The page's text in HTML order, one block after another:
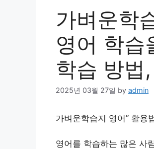
가벼운학
영어 학습
학습 방법
2025년 03월 27일 by admin
가벼운학습지 영어” 활용
영어를 학습하는 많은 사